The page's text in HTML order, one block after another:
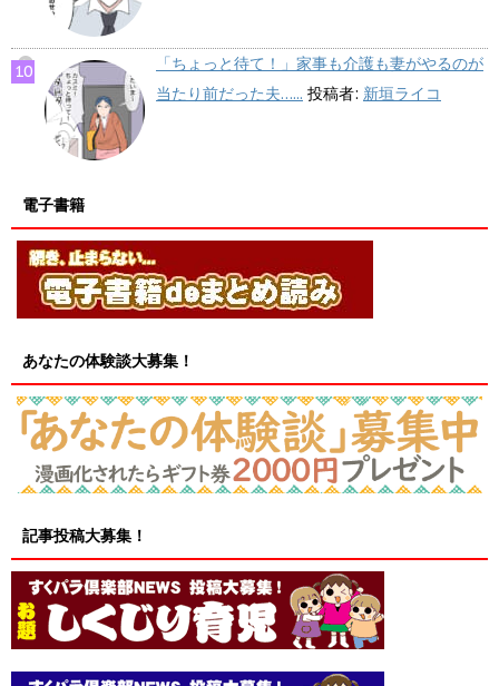
「ちょっと待て！」家事も介護も妻がやるのが
当たり前だった夫…... 投稿者: 新垣ライコ
電子書籍
あなたの体験談大募集！
記事投稿大募集！